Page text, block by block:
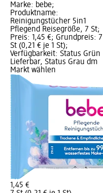
Marke: bebe;
Produktname:
Reinigungstücher 5in1
Pflegend Reisegröße, 7 St;
Preis: 1,45 €; Grundpreis: 7
St (0,21 € je 1 St);
Verfügbarkeit: Status Grün
Lieferbar, Status Grau dm
Markt wählen
1,45 €